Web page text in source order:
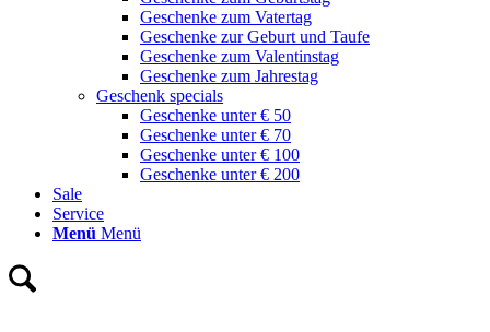
Geschenke zum Vatertag
Geschenke zur Geburt und Taufe
Geschenke zum Valentinstag
Geschenke zum Jahrestag
Geschenk specials
Geschenke unter € 50
Geschenke unter € 70
Geschenke unter € 100
Geschenke unter € 200
Sale
Service
Menü Menü